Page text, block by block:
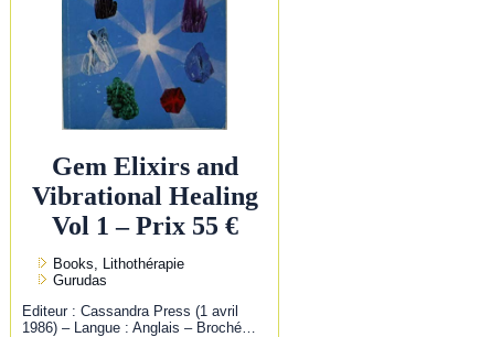
Gem Elixirs and
Vibrational Healing
Vol 1 – Prix 55 €
Books, Lithothérapie
Gurudas
Editeur : Cassandra Press (1 avril
1986) – Langue : Anglais – Broché…